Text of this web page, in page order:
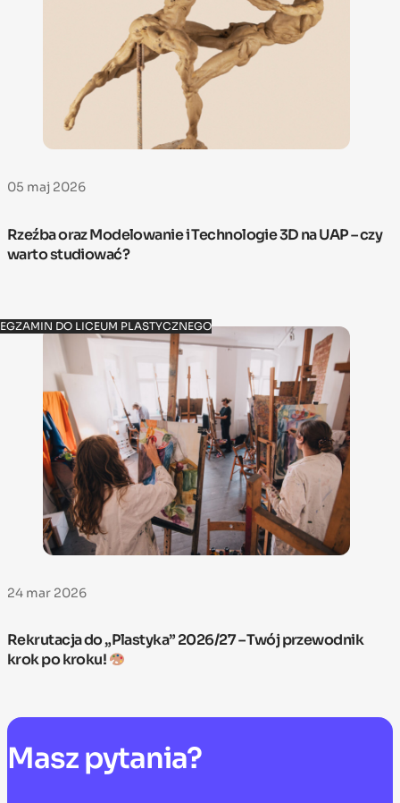
05 maj 2026
Rzeźba oraz Modelowanie i Technologie 3D na UAP – czy
warto studiować?
EGZAMIN DO LICEUM PLASTYCZNEGO
24 mar 2026
Rekrutacja do „Plastyka” 2026/27 – Twój przewodnik
krok po kroku!
Masz pytania?